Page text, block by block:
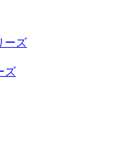
ーズ
ズ